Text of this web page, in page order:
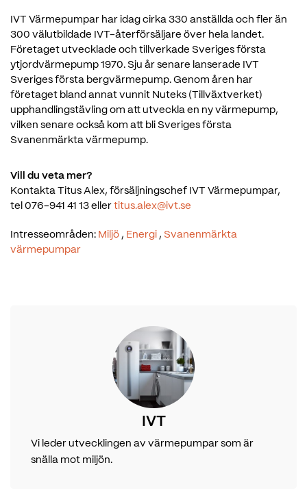
IVT Värmepumpar har idag cirka 330 anställda och fler än
300 välutbildade IVT-återförsäljare över hela landet.
Företaget utvecklade och tillverkade Sveriges första
ytjordvärmepump 1970. Sju år senare lanserade IVT
Sveriges första bergvärmepump. Genom åren har
företaget bland annat vunnit Nuteks (Tillväxtverket)
upphandlingstävling om att utveckla en ny värmepump,
vilken senare också kom att bli Sveriges första
Svanenmärkta värmepump.
Vill du veta mer?
Kontakta Titus Alex, försäljningschef IVT Värmepumpar,
tel 076-941 41 13 eller titus.alex@ivt.se
Intresseområden: Miljö , Energi , Svanenmärkta
värmepumpar
IVT
Vi leder utvecklingen av värmepumpar som är
snälla mot miljön.